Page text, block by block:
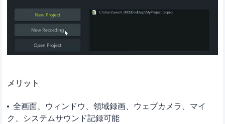
メリット
全画面、ウィンドウ、領域録画、ウェブカメラ、マイ
ク、システムサウンド記録可能